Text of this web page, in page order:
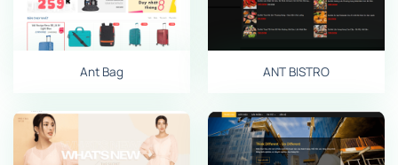
Ant Bag ANT BISTRO